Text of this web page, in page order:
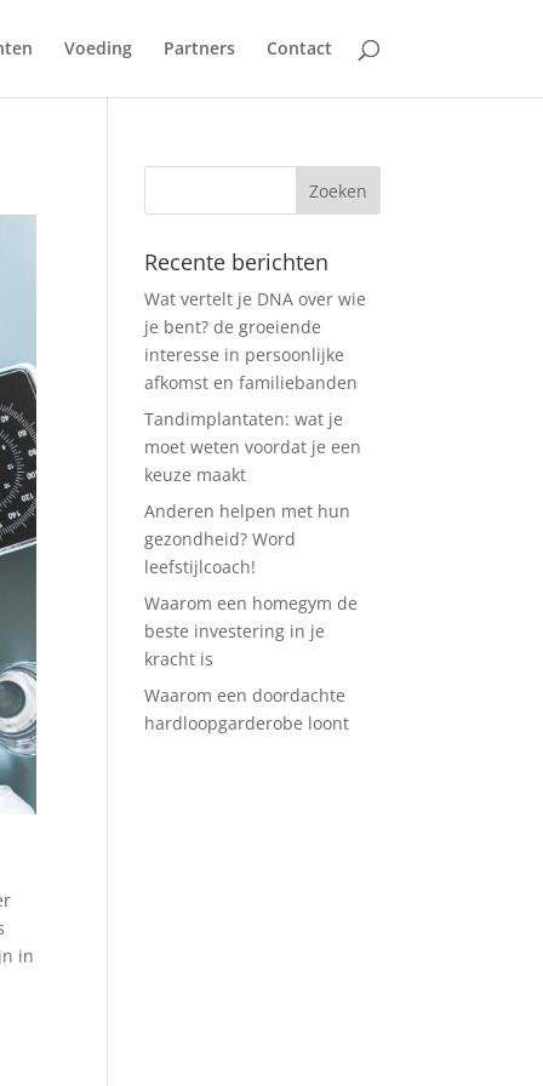
Voeding Partners Contact
in
Recente berichten
Wat vertelt je DNA over wie
je bent? de groeiende
interesse in persoonlijke
afkomst en familiebanden
Tandimplantaten: wat je
moet weten voordat je een
keuze maakt
Anderen helpen met hun
gezondheid? Word
leefstijlcoach!
Waarom een homegym de
beste investering in je
kracht is
Waarom een doordachte
hardloopgarderobe loont